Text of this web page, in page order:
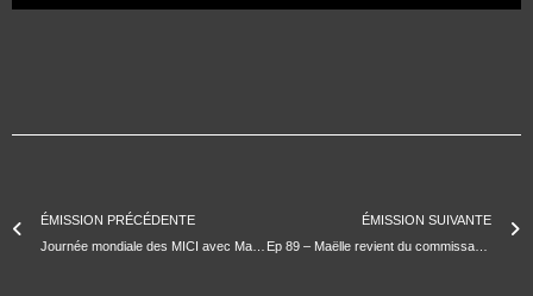
ÉMISSION PRÉCÉDENTE
ÉMISSION SUIVANTE
Ep 89 – Maëlle revient du commissariat